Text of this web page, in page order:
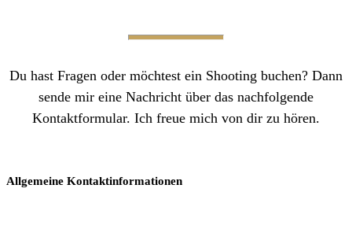
Du hast Fragen oder möchtest ein Shooting buchen? Dann
sende mir eine Nachricht über das nachfolgende
Kontaktformular. Ich freue mich von dir zu hören.
Allgemeine Kontaktinformationen